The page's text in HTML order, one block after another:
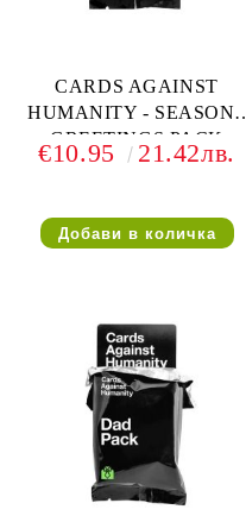
CARDS AGAINST
HUMANITY - SEASONS
GREETINGS PACK
€10.95 21.42лв.